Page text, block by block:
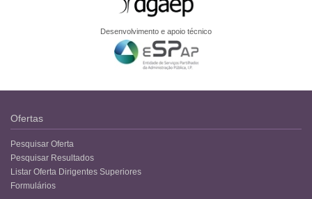
Desenvolvimento e apoio técnico
Ofertas
Pesquisar Oferta
Pesquisar Resultados
Listar Oferta Dirigentes Superiores
Formulários